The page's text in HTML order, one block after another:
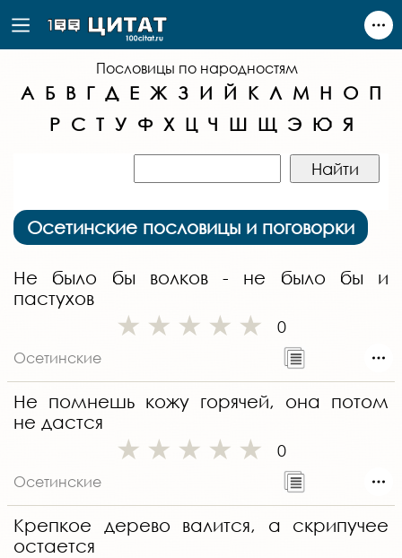
Пословицы по народностям
А Б В Г Д Е Ж З И Й К Л М Н О П
Р С Т У Ф Х Ц Ч Ш Щ Э Ю Я
Осетинские пословицы и поговорки
Не было бы волков - не было бы и
пастухов
0
Осетинские
Не помнешь кожу горячей, она потом
не дастся
0
Осетинские
Крепкое дерево валится, а скрипучее
остается